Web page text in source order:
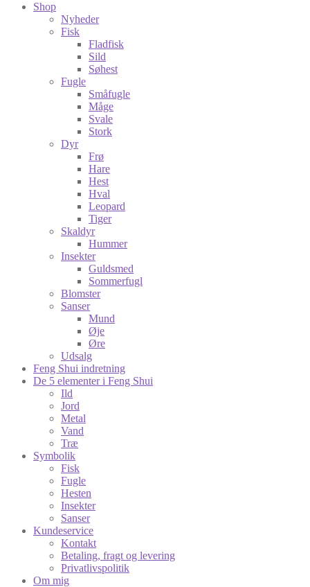
Shop
Nyheder
Fisk
Fladfisk
Sild
Søhest
Fugle
Småfugle
Måge
Svale
Stork
Dyr
Frø
Hare
Hest
Hval
Leopard
Tiger
Skaldyr
Hummer
Insekter
Guldsmed
Sommerfugl
Blomster
Sanser
Mund
Øje
Øre
Udsalg
Feng Shui indretning
De 5 elementer i Feng Shui
Ild
Jord
Metal
Vand
Træ
Symbolik
Fisk
Fugle
Hesten
Insekter
Sanser
Kundeservice
Kontakt
Betaling, fragt og levering
Privatlivspolitik
Om mig